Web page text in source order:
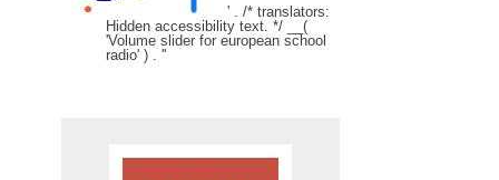
' . /* translators:
Hidden accessibility text. */ __(
'Volume slider for european school
radio' ) . ''